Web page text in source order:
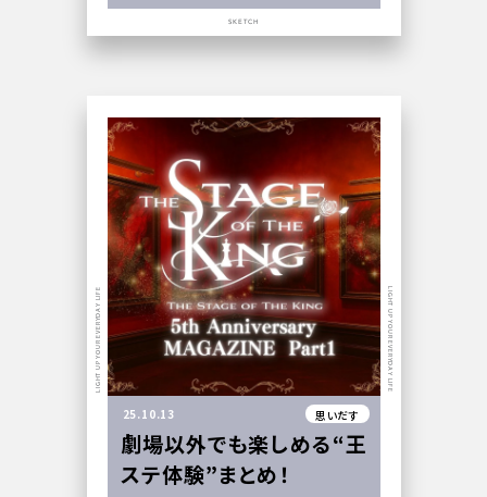
SKETCH
25.10.13 思いだす
劇場以外でも楽しめる“王
ステ体験”まとめ！
LIGHT UP YOUR EVERYDAY LIFE LIGHT UP YOUR EVERYDAY LIFE